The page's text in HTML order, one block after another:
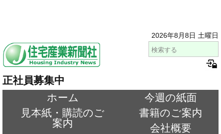
2026年8月8日 土曜日
正社員募集中
ホーム
今週の紙面
見本紙・購読のご
案内
書籍のご案内
会社概要